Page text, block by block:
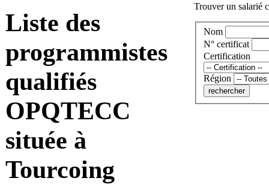
Liste des
programmistes
qualifiés
OPQTECC
située à
Tourcoing
Trouver un salarié
Nom
N° certificat
Certification
Région